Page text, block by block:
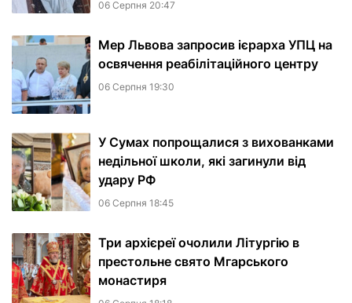
06 Серпня 20:47
Мер Львова запросив ієрарха УПЦ на
освячення реабілітаційного центру
06 Серпня 19:30
У Сумах попрощалися з вихованками
недільної школи, які загинули від
удару РФ
06 Серпня 18:45
Три архієреї очолили Літургію в
престольне свято Мгарського
монастиря